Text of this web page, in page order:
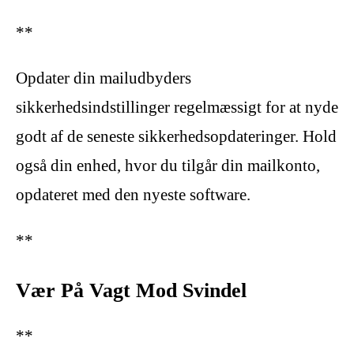
**
Opdater din mailudbyders
sikkerhedsindstillinger regelmæssigt for at nyde
godt af de seneste sikkerhedsopdateringer. Hold
også din enhed, hvor du tilgår din mailkonto,
opdateret med den nyeste software.
**
Vær På Vagt Mod Svindel
**